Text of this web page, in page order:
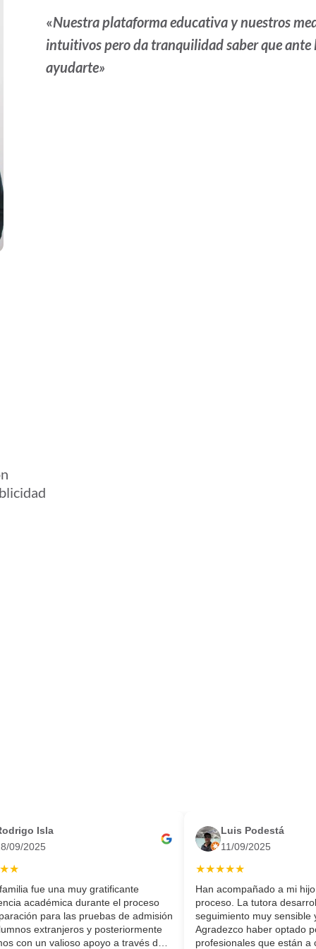
«Nuestra plataforma educativa y nuestros
intuitivos pero da tranquilidad saber que ante
ayudarte»
Isla
09/2025
fue una muy gratificante
académica durante el proceso
para las pruebas de admisión
extranjeros y posteriormente
con un valioso apoyo a través del
Luis Podestá
11/09/2025
★★★★★
Han acompañado a mi
proceso. La tutora
seguimiento muy sensible
Agradezco haber optado
profesionales que están a